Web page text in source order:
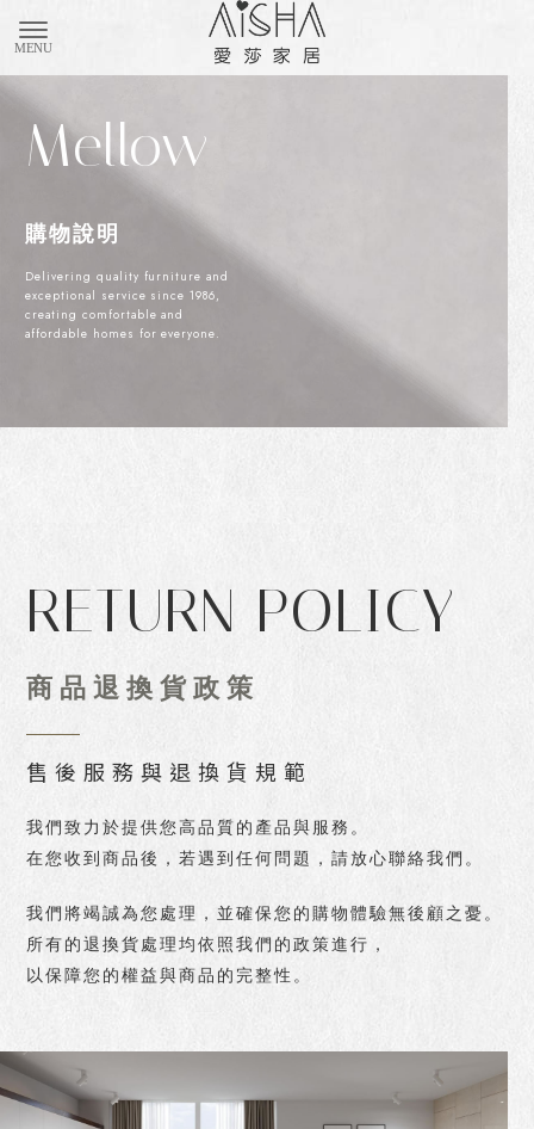
購物車(0) 匯款通知
購物說明
RETURN POLICY
商品退換貨政策
售後服務與退換貨規範
我們致力於提供您高品質的產品與服務。
在您收到商品後，若遇到任何問題，請放心聯絡我們。
我們將竭誠為您處理，並確保您的購物體驗無後顧之憂。
所有的退換貨處理均依照我們的政策進行，
以保障您的權益與商品的完整性。